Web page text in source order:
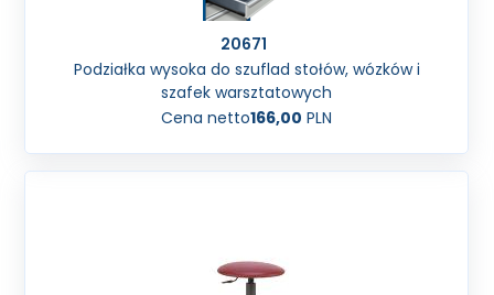
20671
Podziałka wysoka do szuflad stołów, wózków i
szafek warsztatowych
Cena netto166,00 PLN